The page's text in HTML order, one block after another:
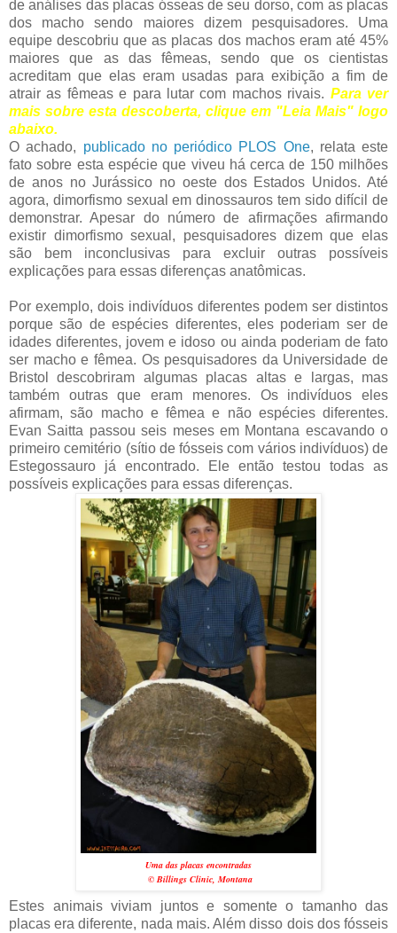
de análises das placas ósseas de seu dorso, com as placas
dos macho sendo maiores dizem pesquisadores. Uma
equipe descobriu que as placas dos machos eram até 45%
maiores que as das fêmeas, sendo que os cientistas
acreditam que elas eram usadas para exibição a fim de
atrair as fêmeas e para lutar com machos rivais. Para ver
mais sobre esta descoberta, clique em "Leia Mais" logo
abaixo.
O achado, publicado no periódico PLOS One, relata este
fato sobre esta espécie que viveu há cerca de 150 milhões
de anos no Jurássico no oeste dos Estados Unidos. Até
agora, dimorfismo sexual em dinossauros tem sido difícil de
demonstrar. Apesar do número de afirmações afirmando
existir dimorfismo sexual, pesquisadores dizem que elas
são bem inconclusivas para excluir outras possíveis
explicações para essas diferenças anatômicas.
Por exemplo, dois indivíduos diferentes podem ser distintos
porque são de espécies diferentes, eles poderiam ser de
idades diferentes, jovem e idoso ou ainda poderiam de fato
ser macho e fêmea. Os pesquisadores da Universidade de
Bristol descobriram algumas placas altas e largas, mas
também outras que eram menores. Os indivíduos eles
afirmam, são macho e fêmea e não espécies diferentes.
Evan Saitta passou seis meses em Montana escavando o
primeiro cemitério (sítio de fósseis com vários indivíduos) de
Estegossauro já encontrado. Ele então testou todas as
possíveis explicações para essas diferenças.
Uma das placas encontradas
© Billings Clinic, Montana
Estes animais viviam juntos e somente o tamanho das
placas era diferente, nada mais. Além disso dois dos fósseis